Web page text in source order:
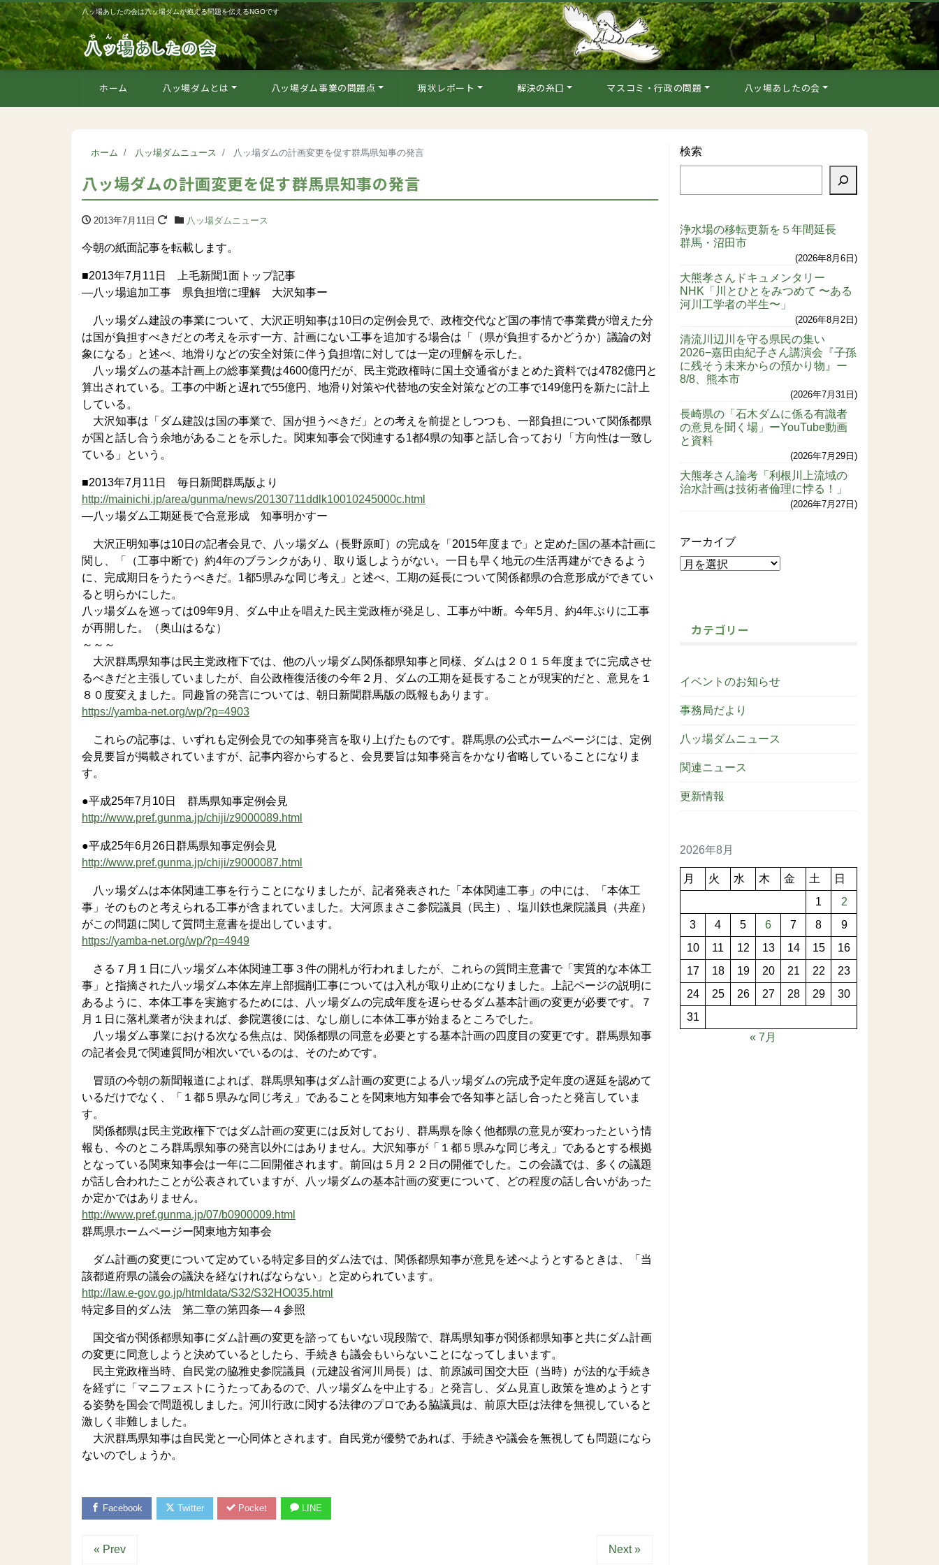
八ッ場あしたの会は八ッ場ダムが抱える問題を伝えるNGOです
ホーム 八ッ場ダムとは 八ッ場ダム事業の問題点 現状レポート 解決の糸口 マスコミ・行政の問題 八ッ場あしたの会
ホーム 八ッ場ダムニュース 八ッ場ダムの計画変更を促す群馬県知事の発言
八ッ場ダムの計画変更を促す群馬県知事の発言
2013年7月11日 八ッ場ダムニュース
今朝の紙面記事を転載します。
■2013年7月11日 上毛新聞1面トップ記事
―八ッ場追加工事 県負担増に理解 大沢知事ー
八ッ場ダム建設の事業について、大沢正明知事は10日の定例会見で、政権交代など国の事情で事業費が増えた分
は国が負担すべきだとの考えを示す一方、計画にない工事を追加する場合は「（県が負担するかどうか）議論の対
象になる」と述べ、地滑りなどの安全対策に伴う負担増に対しては一定の理解を示した。
八ッ場ダムの基本計画上の総事業費は4600億円だが、民主党政権時に国土交通省がまとめた資料では4782億円と
算出されている。工事の中断と遅れで55億円、地滑り対策や代替地の安全対策などの工事で149億円を新たに計上
している。
大沢知事は「ダム建設は国の事業で、国が担うべきだ」との考えを前提としつつも、一部負担について関係都県
が国と話し合う余地があることを示した。関東知事会で関連する1都4県の知事と話し合っており「方向性は一致し
ている」という。
■2013年7月11日 毎日新聞群馬版より
http://mainichi.jp/area/gunma/news/20130711ddlk10010245000c.html
―八ッ場ダム工期延長で合意形成 知事明かすー
大沢正明知事は10日の記者会見で、八ッ場ダム（長野原町）の完成を「2015年度まで」と定めた国の基本計画に
関し、「（工事中断で）約4年のブランクがあり、取り返しようがない。一日も早く地元の生活再建ができるよう
に、完成期日をうたうべきだ。1都5県みな同じ考え」と述べ、工期の延長について関係都県の合意形成ができてい
ると明らかにした。
八ッ場ダムを巡っては09年9月、ダム中止を唱えた民主党政権が発足し、工事が中断。今年5月、約4年ぶりに工事
が再開した。（奥山はるな）
～～～
大沢群馬県知事は民主党政権下では、他の八ッ場ダム関係都県知事と同様、ダムは２０１５年度までに完成させ
るべきだと主張していましたが、自公政権復活後の今年２月、ダムの工期を延長することが現実的だと、意見を１
８０度変えました。同趣旨の発言については、朝日新聞群馬版の既報もあります。
https://yamba-net.org/wp/?p=4903
これらの記事は、いずれも定例会見での知事発言を取り上げたものです。群馬県の公式ホームページには、定例
会見要旨が掲載されていますが、記事内容からすると、会見要旨は知事発言をかなり省略していることになりま
す。
●平成25年7月10日 群馬県知事定例会見
http://www.pref.gunma.jp/chiji/z9000089.html
●平成25年6月26日群馬県知事定例会見
http://www.pref.gunma.jp/chiji/z9000087.html
八ッ場ダムは本体関連工事を行うことになりましたが、記者発表された「本体関連工事」の中には、「本体工
事」そのものと考えられる工事が含まれていました。大河原まさこ参院議員（民主）、塩川鉄也衆院議員（共産）
がこの問題に関して質問主意書を提出しています。
https://yamba-net.org/wp/?p=4949
さる７月１日に八ッ場ダム本体関連工事３件の開札が行われましたが、これらの質問主意書で「実質的な本体工
事」と指摘された八ッ場ダム本体左岸上部掘削工事については入札が取り止めになりました。上記ページの説明に
あるように、本体工事を実施するためには、八ッ場ダムの完成年度を遅らせるダム基本計画の変更が必要です。７
月１日に落札業者が決まれば、参院選後には、なし崩しに本体工事が始まるところでした。
八ッ場ダム事業における次なる焦点は、関係都県の同意を必要とする基本計画の四度目の変更です。群馬県知事
の記者会見で関連質問が相次いでいるのは、そのためです。
冒頭の今朝の新聞報道によれば、群馬県知事はダム計画の変更による八ッ場ダムの完成予定年度の遅延を認めて
いるだけでなく、「１都５県みな同じ考え」であることを関東地方知事会で各知事と話し合ったと発言していま
す。
関係都県は民主党政権下ではダム計画の変更には反対しており、群馬県を除く他都県の意見が変わったという情
報も、今のところ群馬県知事の発言以外にはありません。大沢知事が「１都５県みな同じ考え」であるとする根拠
となっている関東知事会は一年に二回開催されます。前回は５月２２日の開催でした。この会議では、多くの議題
が話し合われたことが公表されていますが、八ッ場ダムの基本計画の変更について、どの程度の話し合いがあった
か定かではありません。
http://www.pref.gunma.jp/07/b0900009.html
群馬県ホームページー関東地方知事会
ダム計画の変更について定めている特定多目的ダム法では、関係都県知事が意見を述べようとするときは、「当
該都道府県の議会の議決を経なければならない」と定められています。
http://law.e-gov.go.jp/htmldata/S32/S32HO035.html
特定多目的ダム法 第二章の第四条―４参照
国交省が関係都県知事にダム計画の変更を諮ってもいない現段階で、群馬県知事が関係都県知事と共にダム計画
の変更に同意しようと決めているとしたら、手続きも議会もいらないことになってしまいます。
民主党政権当時、自民党の脇雅史参院議員（元建設省河川局長）は、前原誠司国交大臣（当時）が法的な手続き
を経ずに「マニフェストにうたってあるので、八ッ場ダムを中止する」と発言し、ダム見直し政策を進めようとす
る姿勢を国会で問題視しました。河川行政に関する法律のプロである脇議員は、前原大臣は法律を無視していると
激しく非難しました。
大沢群馬県知事は自民党と一心同体とされます。自民党が優勢であれば、手続きや議会を無視しても問題になら
ないのでしょうか。
Facebook Twitter Pocket LINE
« Prev Next »
検索
浄水場の移転更新を５年間延長
群馬・沼田市
2026年8月6日
大熊孝さんドキュメンタリー
NHK「川とひとをみつめて 〜ある
河川工学者の半生〜」
2026年8月2日
清流川辺川を守る県民の集い
2026−嘉田由紀子さん講演会『子孫
に残そう未来からの預かり物』ー
8/8、熊本市
2026年7月31日
長崎県の「石木ダムに係る有識者
の意見を聞く場」ーYouTube動画
と資料
2026年7月29日
大熊孝さん論考「利根川上流域の
治水計画は技術者倫理に悖る！」
2026年7月27日
アーカイブ
カテゴリー
イベントのお知らせ
事務局だより
八ッ場ダムニュース
関連ニュース
更新情報
2026年8月
月 火 水 木 金 土
日
1
2
3
4 5 6 7 8
9
10
11 12 13 14 15
16
17
18 19 20 21 22
23
24
25 26 27 28 29
30
31
« 7月